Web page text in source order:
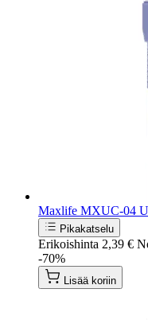
Maxlife MXUC-04
Pikakatselu
Erikoishinta 2,39 €
-70%
Lisää koriin